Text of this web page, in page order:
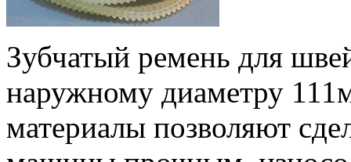
Зубчатый ремень для
наружному диаметру
материалы позволяют